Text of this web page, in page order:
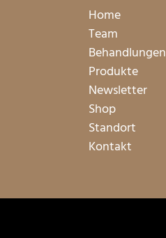
Home
Team
Behandlungen
Produkte
Newsletter
Shop
Standort
Kontakt